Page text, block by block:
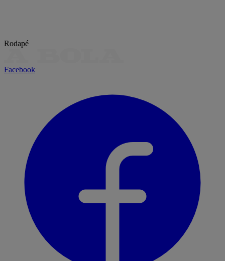
Rodapé
Facebook